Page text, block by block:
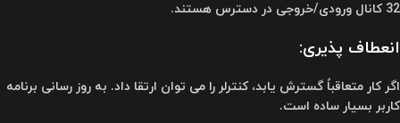
32 کانال ورودی/خروجی در دسترس هستند.
انعطاف پذیری:
اگر کار متعاقباً گسترش یابد، کنترلر را می توان ارتقا داد. به روز رسانی برنامه
کاربر بسیار ساده است.